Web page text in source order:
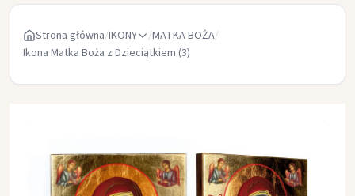
Strona główna/IKONY /MATKA BOŻA/
Ikona Matka Boża z Dzieciątkiem (3)